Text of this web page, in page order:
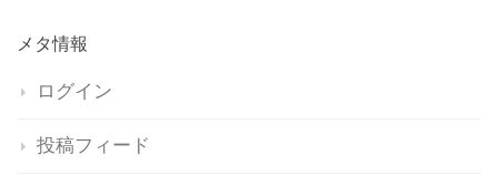
メタ情報
ログイン
投稿フィード